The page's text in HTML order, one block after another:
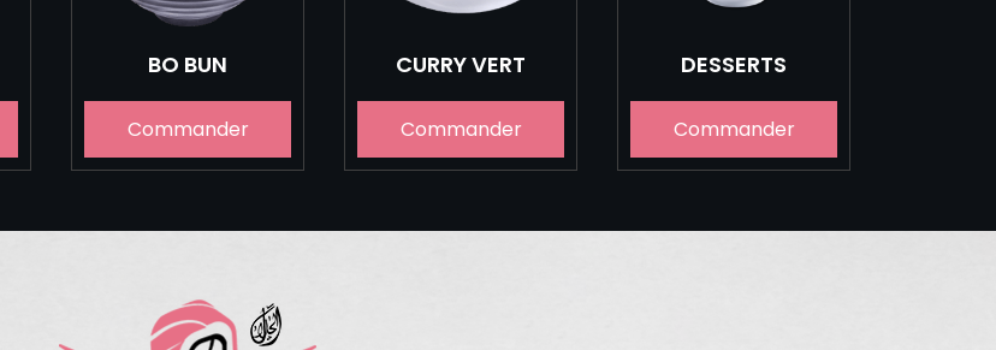
BO BUN
Commander
CURRY VERT
Commander
DESSERTS
Commander